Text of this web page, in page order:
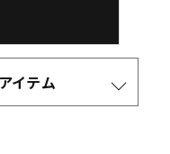
イテム